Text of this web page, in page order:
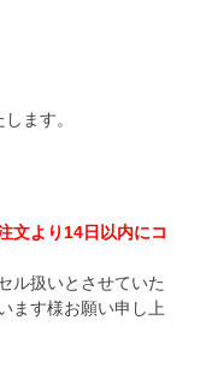
ます。
文より14日以内にコ
ル扱いとさせていた
ます様お願い申し上